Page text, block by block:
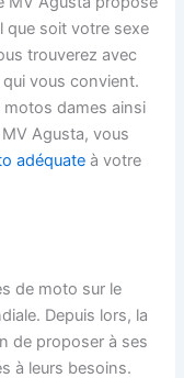
que soit votre sexe
trouverez avec
qui vous convient.
dames ainsi
Agusta, vous
adéquate à votre
de moto sur le
Depuis lors, la
de proposer à ses
à leurs besoins.